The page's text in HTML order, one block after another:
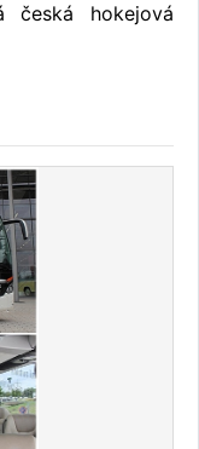
česká hokejová